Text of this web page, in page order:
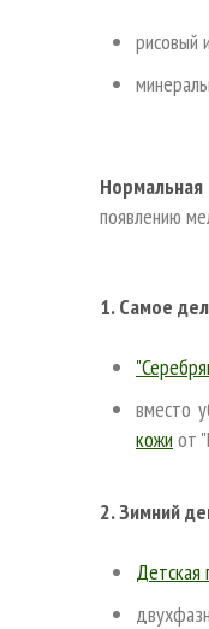
рисовый
появлению
1. Самое
вместо
кожи от
2. Зимний
Детская